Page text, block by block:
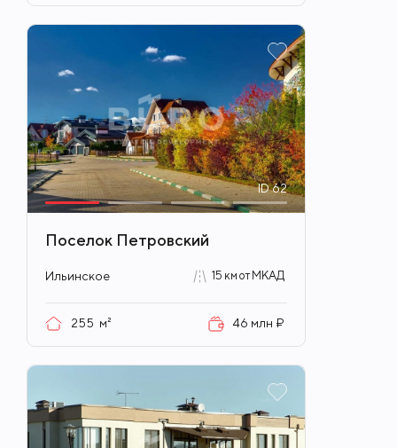
ID62
Поселок Петровский
Ильинское 15 км от МКАД
255 м² 46 млн ₽